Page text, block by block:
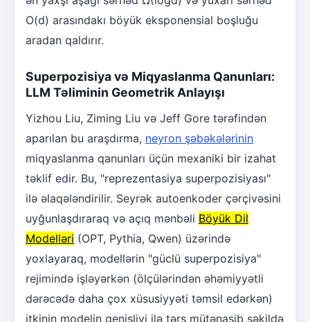
O(d) arasındakı böyük eksponensial boşluğu
aradan qaldırır.
Superpozisiya və Miqyaslanma Qanunları:
LLM Təliminin Geometrik Anlayışı
Yizhou Liu, Ziming Liu və Jeff Gore tərəfindən
aparılan bu araşdırma, neyron şəbəkələrinin
miqyaslanma qanunları üçün mexaniki bir izahat
təklif edir. Bu, "reprezentasiya superpozisiyası"
ilə əlaqələndirilir. Seyrək autoenkoder çərçivəsini
uyğunlaşdıraraq və açıq mənbəli Böyük Dil
Modelləri (OPT, Pythia, Qwen) üzərində
yoxlayaraq, modellərin "güclü superpozisiya"
rejimində işləyərkən (ölçülərindən əhəmiyyətli
dərəcədə daha çox xüsusiyyəti təmsil edərkən)
itkinin modelin genişliyi ilə tərs mütənasib şəkildə